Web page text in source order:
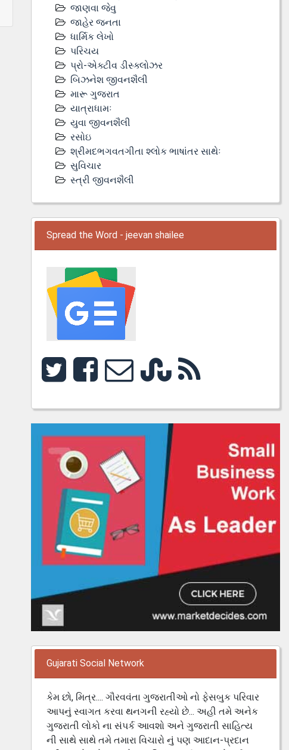
જાણવા જેવુ
જાહેર જનતા
ધાર્મિક લેખો
પરિચય
પ્રો-એક્ટીવ ડીસ્‍ક્લોઝર
બિઝનેશ જીવનશૈલી
મારૂ ગુજરાત
યાત્રાધામઃ
યુવા જીવનશૈલી
રસોઇ
શ્રીમદભગવતગીતા શ્લોક ભાષાંતર સાથેઃ
સુવિચાર
સ્ત્રી જીવનશૈલી
Spread the Word - jeevan shailee
Gujarati Social Network
કેમ છો, મિત્ર.... ગૌરવવંતા ગુજરાતીઓ નો ફેસબુક પરિવાર
આપનું સ્વાગત કરવા થનગની રહ્યો છે... અહી તમે અનેક
ગુજરાતી લોકો ના સંપર્ક આવશો અને ગુજરાતી સાહિત્ય
ની સાથે સાથે તમે તમારા વિચારો નું પણ આદાન-પ્રદાન